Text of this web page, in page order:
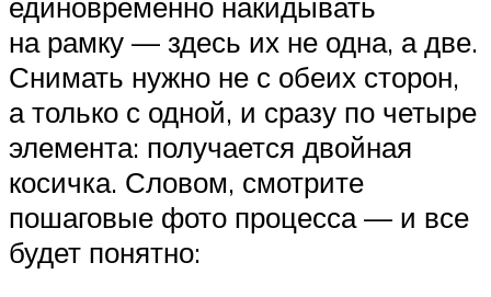
на рамку — здесь их не одна, а две.
Снимать нужно не с обеих сторон,
а только с одной, и сразу по четыре
элемента: получается двойная
косичка. Словом, смотрите
пошаговые фото процесса — и все
будет понятно: